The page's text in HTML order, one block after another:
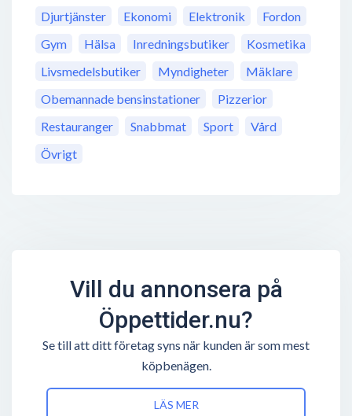
Djurtjänster
Ekonomi Elektronik
Fordon
Gym
Hälsa Inredningsbutiker
Kosmetika
Livsmedelsbutiker
Myndigheter
Mäklare
Obemannade bensinstationer
Pizzerior
Restauranger
Snabbmat Sport
Vård
Övrigt
Vill du annonsera på
Öppettider.nu?
Se till att ditt företag syns när kunden är som mest
köpbenägen.
LÄS MER